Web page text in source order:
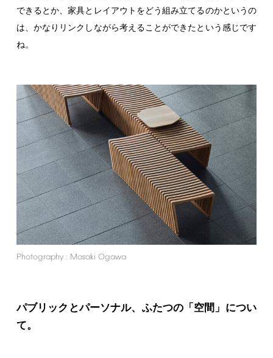
できるとか、家具とレイアウトをどう組み立てるのかというの
は、かなりリンクしながら考えることができたという感じです
ね。
Photography : Masaki Ogawa
パブリックとパーソナル、ふたつの「空間」につい
て。